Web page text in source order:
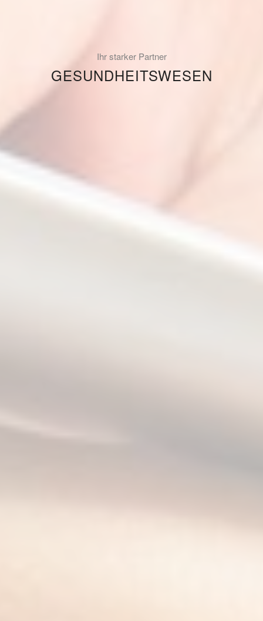
Ihr starker Partner
GESUNDHEITSWESEN